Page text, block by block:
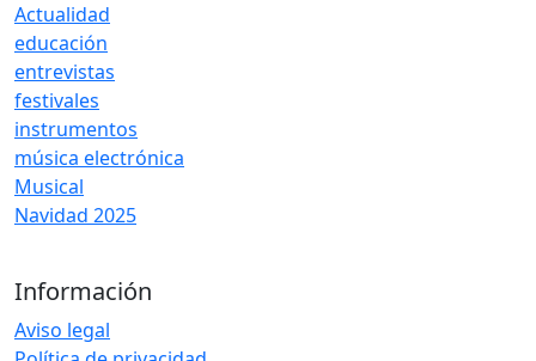
Actualidad
educación
entrevistas
festivales
instrumentos
música electrónica
Musical
Navidad 2025
Información
Aviso legal